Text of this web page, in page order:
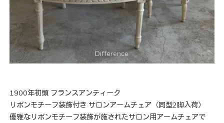
1900年初頭 フランスアンティーク
リボンモチーフ装飾付き サロンアームチェア（同型2脚入荷）
優雅なリボンモチーフ装飾が施されたサロン用アームチェアで